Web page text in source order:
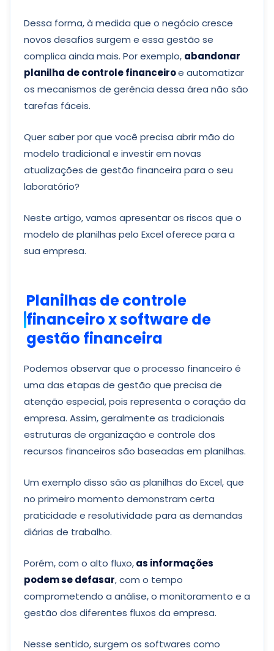
Dessa forma, à medida que o negócio cresce
novos desafios surgem e essa gestão se
complica ainda mais. Por exemplo, abandonar
planilha de controle financeiroe automatizar
os mecanismos de gerência dessa área não são
tarefas fáceis.
Quer saber por que você precisa abrir mão do
modelo tradicional e investir em novas
atualizações de gestão financeira para o seu
laboratório?
Neste artigo, vamos apresentar os riscos que o
modelo de planilhas pelo Excel oferece para a
sua empresa.
Planilhas de controle
financeiro x software de
gestão financeira
Podemos observar que o processo financeiro é
uma das etapas de gestão que precisa de
atenção especial, pois representa o coração da
empresa. Assim, geralmente as tradicionais
estruturas de organização e controle dos
recursos financeiros são baseadas em planilhas.
Um exemplo disso são as planilhas do Excel, que
no primeiro momento demonstram certa
praticidade e resolutividade para as demandas
diárias de trabalho.
Porém, com o alto fluxo,as informações
podem se defasar, com o tempo
comprometendo a análise, o monitoramento e a
gestão dos diferentes fluxos da empresa.
Nesse sentido, surgem os softwares como